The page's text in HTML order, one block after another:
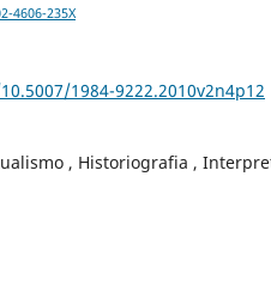
4606-235X
1984-9222.2010v2n4p12
, Historiografia ,